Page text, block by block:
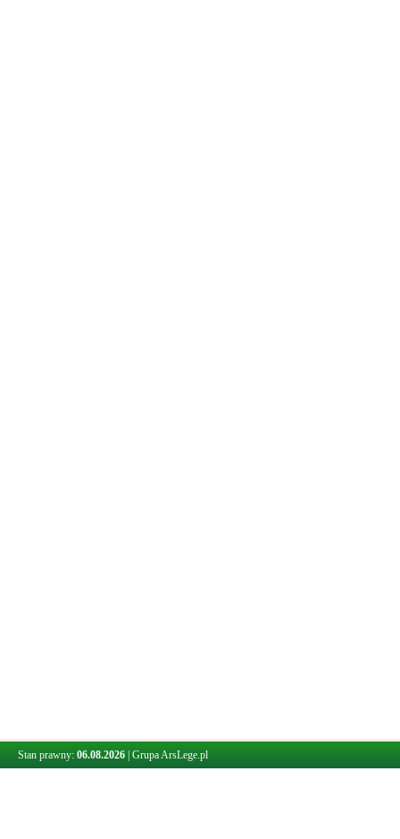
Stan prawny: 06.08.2026 Grupa ArsLege.pl